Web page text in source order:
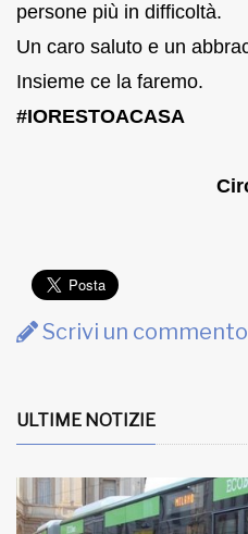
persone più in difficoltà.
Un caro saluto e un
Insieme ce la faremo.
#IORESTOACASA
Scrivi un commento
ULTIME NOTIZIE